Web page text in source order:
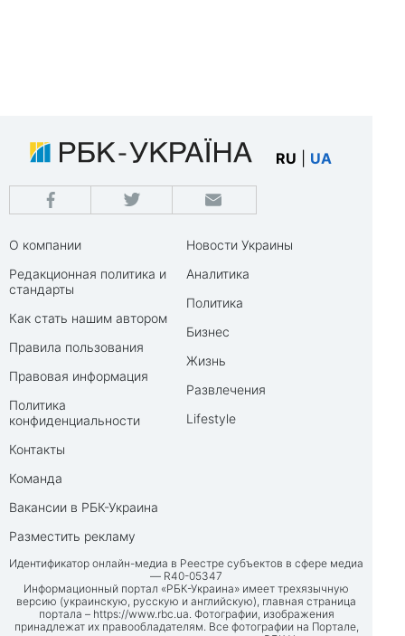
RU UA
О компании
Редакционная политика и
стандарты
Как стать нашим автором
Правила пользования
Правовая информация
Политика
конфиденциальности
Контакты
Команда
Вакансии в РБК-Украина
Разместить рекламу
Новости Украины
Аналитика
Политика
Бизнес
Жизнь
Развлечения
Lifestyle
Идентификатор онлайн-медиа в Реестре субъектов в сфере медиа
— R40-05347
Информационный портал «РБК-Украина» имеет трехязычную
версию (украинскую, русскую и английскую), главная страница
портала – https://www.rbc.ua. Фотографии, изображения
принадлежат их правообладателям. Все фотографии на Портале,